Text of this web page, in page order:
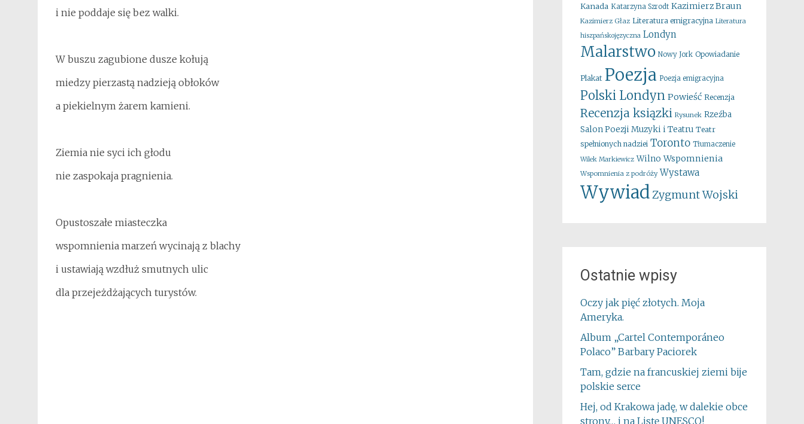
i nie poddaje się bez walki.
W buszu zagubione dusze kołują
miedzy pierzastą nadzieją obłoków
a piekielnym żarem kamieni.
Ziemia nie syci ich głodu
nie zaspokaja pragnienia.
Opustoszałe miasteczka
wspomnienia marzeń wycinają z blachy
i ustawiają wzdłuż smutnych ulic
dla przejeżdżających turystów.
Kanada Katarzyna Szrodt Kazimierz Braun
Kazimierz Głaz Literatura emigracyjna Literatura
hiszpańskojęzyczna Londyn
Malarstwo Nowy Jork Opowiadanie
Plakat Poezja Poezja emigracyjna
Polski Londyn Powieść Recenzja
Recenzja ksiązki Rysunek Rzeźba
Salon Poezji Muzyki i Teatru Teatr
spełnionych nadziei Toronto Tłumaczenie
Wilek Markiewicz Wilno Wspomnienia
Wspomnienia z podróży Wystawa
WywiadZygmunt Wojski
Ostatnie wpisy
Oczy jak pięć złotych. Moja
Ameryka.
Album „Cartel Contemporáneo
Polaco” Barbary Paciorek
Tam, gdzie na francuskiej ziemi bije
polskie serce
Hej, od Krakowa jadę, w dalekie obce
strony… i na Listę UNESCO!